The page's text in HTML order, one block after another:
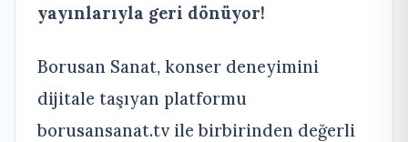
yayınlarıyla geri dönüyor!
Borusan Sanat, konser deneyimini
dijitale taşıyan platformu
borusansanat.tv ile birbirinden değerli